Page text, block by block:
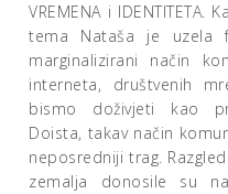
VREMENA i
tema Nataša je uzela
marginalizirani način
interneta, društvenih
bismo doživjeti kao
Doista, takav način
neposredniji trag.
zemalja donosile su